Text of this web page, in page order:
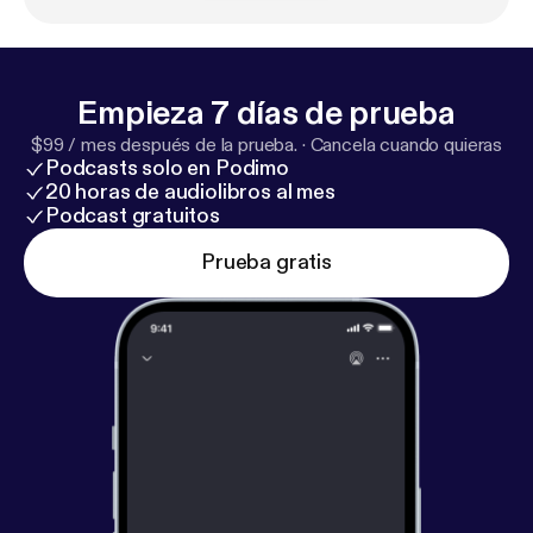
Empieza 7 días de prueba
$99 / mes después de la prueba. · Cancela cuando quieras
Podcasts solo en Podimo
20 horas de audiolibros al mes
Podcast gratuitos
Prueba gratis